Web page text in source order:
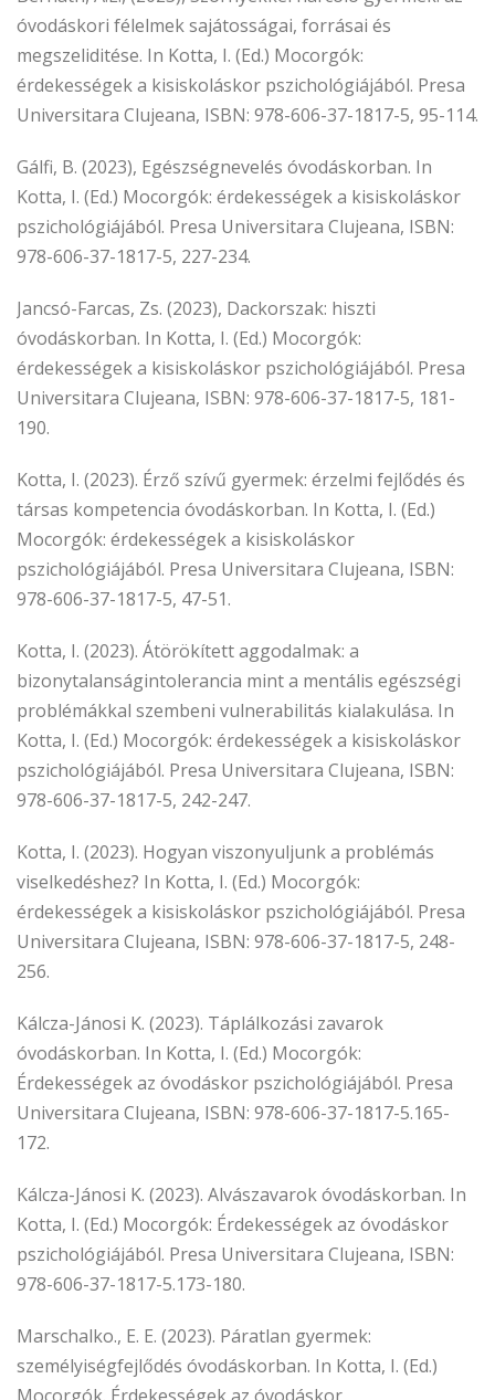
óvodáskori félelmek sajátosságai, forrásai és
megszeliditése. In Kotta, I. (Ed.) Mocorgók:
érdekességek a kisiskoláskor pszichológiájából. Presa
Universitara Clujeana, ISBN: 978-606-37-1817-5, 95-114.
Gálfi, B. (2023), Egészségnevelés óvodáskorban. In
Kotta, I. (Ed.) Mocorgók: érdekességek a kisiskoláskor
pszichológiájából. Presa Universitara Clujeana, ISBN:
978-606-37-1817-5, 227-234.
Jancsó-Farcas, Zs. (2023), Dackorszak: hiszti
óvodáskorban. In Kotta, I. (Ed.) Mocorgók:
érdekességek a kisiskoláskor pszichológiájából. Presa
Universitara Clujeana, ISBN: 978-606-37-1817-5, 181-
190.
Kotta, I. (2023). Érző szívű gyermek: érzelmi fejlődés és
társas kompetencia óvodáskorban. In Kotta, I. (Ed.)
Mocorgók: érdekességek a kisiskoláskor
pszichológiájából. Presa Universitara Clujeana, ISBN:
978-606-37-1817-5, 47-51.
Kotta, I. (2023). Átörökített aggodalmak: a
bizonytalanságintolerancia mint a mentális egészségi
problémákkal szembeni vulnerabilitás kialakulása. In
Kotta, I. (Ed.) Mocorgók: érdekességek a kisiskoláskor
pszichológiájából. Presa Universitara Clujeana, ISBN:
978-606-37-1817-5, 242-247.
Kotta, I. (2023). Hogyan viszonyuljunk a problémás
viselkedéshez? In Kotta, I. (Ed.) Mocorgók:
érdekességek a kisiskoláskor pszichológiájából. Presa
Universitara Clujeana, ISBN: 978-606-37-1817-5, 248-
256.
Kálcza-Jánosi K. (2023). Táplálkozási zavarok
óvodáskorban. In Kotta, I. (Ed.) Mocorgók:
Érdekességek az óvodáskor pszichológiájából. Presa
Universitara Clujeana, ISBN: 978-606-37-1817-5.165-
172.
Kálcza-Jánosi K. (2023). Alvászavarok óvodáskorban. In
Kotta, I. (Ed.) Mocorgók: Érdekességek az óvodáskor
pszichológiájából. Presa Universitara Clujeana, ISBN:
978-606-37-1817-5.173-180.
Marschalko., E. E. (2023). Páratlan gyermek:
személyiségfejlődés óvodáskorban. In Kotta, I. (Ed.)